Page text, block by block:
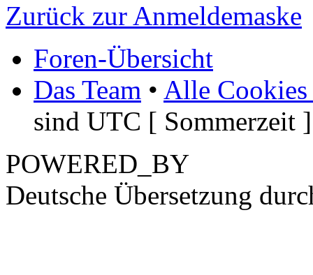
Zurück zur Anmeldemaske
Foren-Übersicht
Das Team • Alle Cookies
sind UTC [ Sommerzeit ]
POWERED_BY
Deutsche Übersetzung